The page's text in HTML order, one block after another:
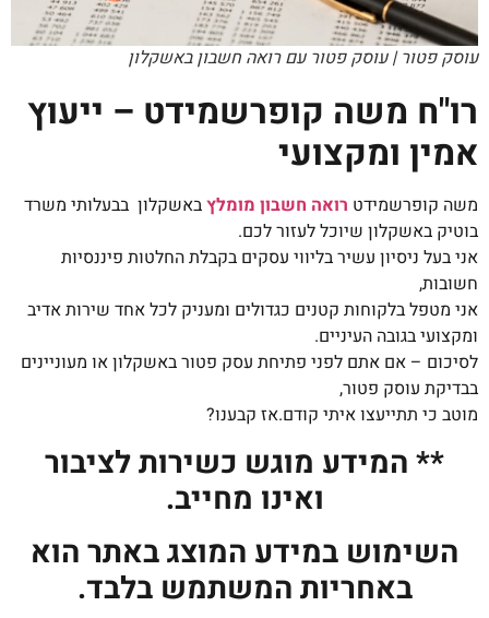
עוסק פטור | עוסק פטור עם רואה חשבון באשקלון
רו"ח משה קופרשמידט – ייעוץ
אמין ומקצועי
משה קופרשמידט רואה חשבון מומלץבאשקלון בבעלותי משרד
בוטיק באשקלון שיוכל לעזור לכם.
אני בעל ניסיון עשיר בליווי עסקים בקבלת החלטות פיננסיות
חשובות,
אני מטפל בלקוחות קטנים כגדולים ומעניק לכל אחד שירות אדיב
ומקצועי בגובה העיניים.
לסיכום – אם אתם לפני פתיחת עסק פטור באשקלון או מעוניינים
בבדיקת עוסק פטור,
מוטב כי תתייעצו איתי קודם.אז קבענו?
** המידע מוגש כשירות לציבור
ואינו מחייב.
השימוש במידע המוצג באתר הוא
באחריות המשתמש בלבד.